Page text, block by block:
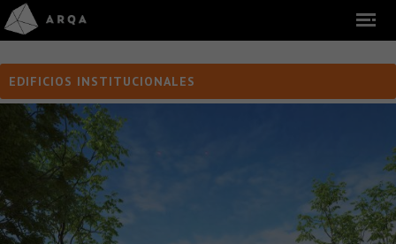
EDIFICIOS INSTITUCIONALES